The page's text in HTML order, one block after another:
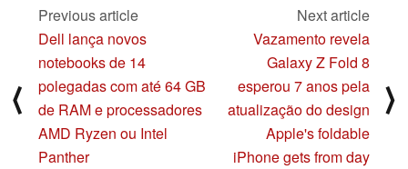
⟨
Previous article
Dell lança novos
notebooks de 14
polegadas com até 64 GB
de RAM e processadores
AMD Ryzen ou Intel
Panther
Next article
Vazamento revela
Galaxy Z Fold 8
esperou 7 anos pela
atualização do design
Apple's foldable
iPhone gets from day
⟩